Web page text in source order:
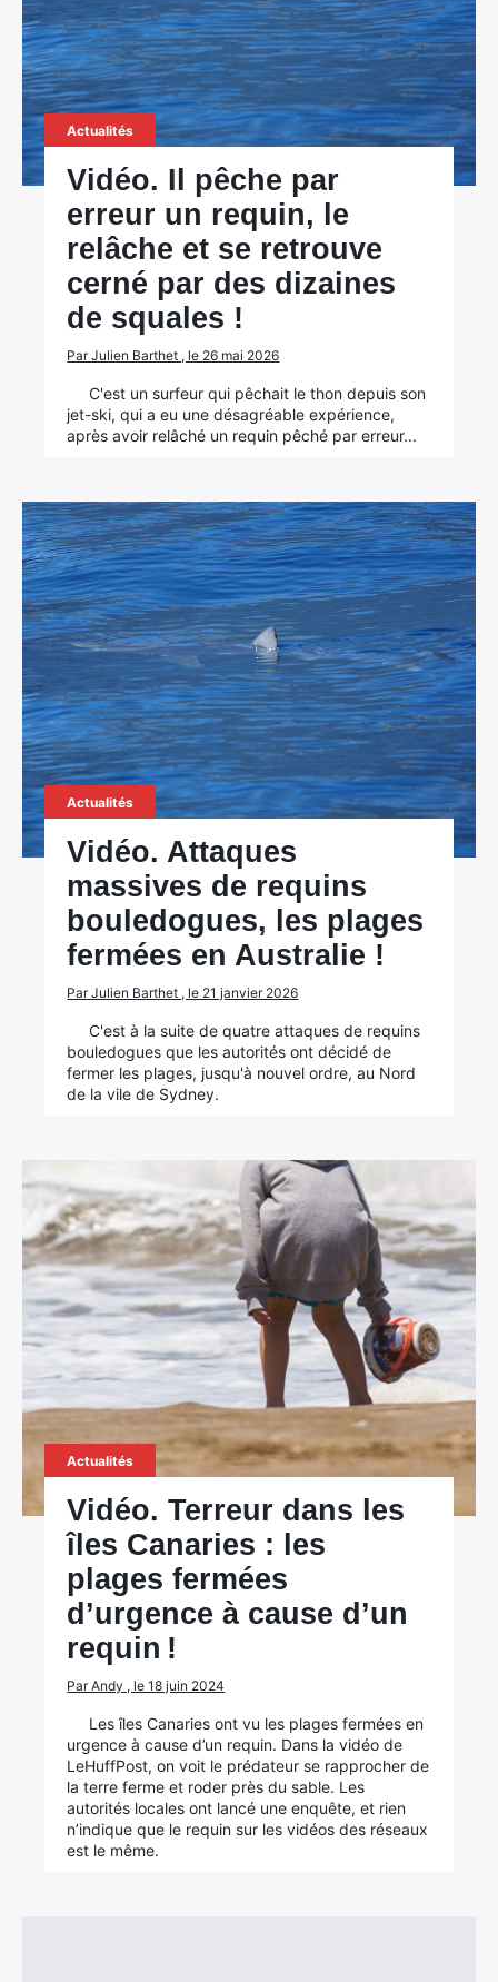
Actualités
Vidéo. Il pêche par
erreur un requin, le
relâche et se retrouve
cerné par des dizaines
de squales !
Par Julien Barthet , le 26 mai 2026
C'est un surfeur qui pêchait le thon depuis son
jet-ski, qui a eu une désagréable expérience,
après avoir relâché un requin pêché par erreur...
Actualités
Vidéo. Attaques
massives de requins
bouledogues, les plages
fermées en Australie !
Par Julien Barthet , le 21 janvier 2026
C'est à la suite de quatre attaques de requins
bouledogues que les autorités ont décidé de
fermer les plages, jusqu'à nouvel ordre, au Nord
de la vile de Sydney.
Actualités
Vidéo. Terreur dans les
îles Canaries : les
plages fermées
d’urgence à cause d’un
requin !
Par Andy , le 18 juin 2024
Les îles Canaries ont vu les plages fermées en
urgence à cause d’un requin. Dans la vidéo de
LeHuffPost, on voit le prédateur se rapprocher de
la terre ferme et roder près du sable. Les
autorités locales ont lancé une enquête, et rien
n’indique que le requin sur les vidéos des réseaux
est le même.